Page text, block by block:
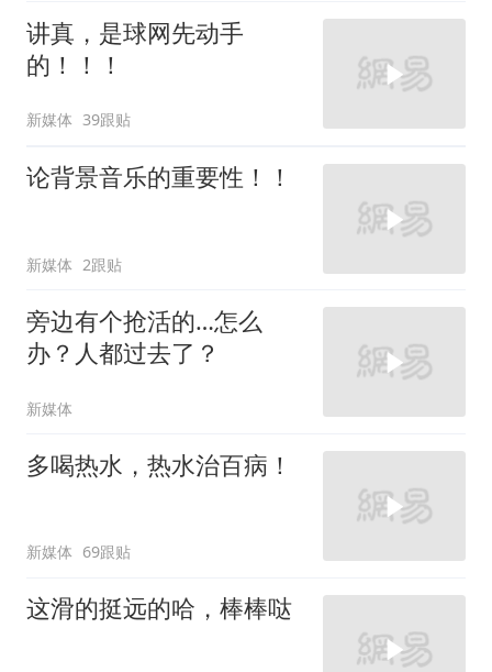
讲真，是球网先动手
的！！！
新媒体 39跟贴
论背景音乐的重要性！！
新媒体 2跟贴
旁边有个抢活的…怎么
办？人都过去了？
新媒体
多喝热水，热水治百病！
新媒体 69跟贴
这滑的挺远的哈，棒棒哒